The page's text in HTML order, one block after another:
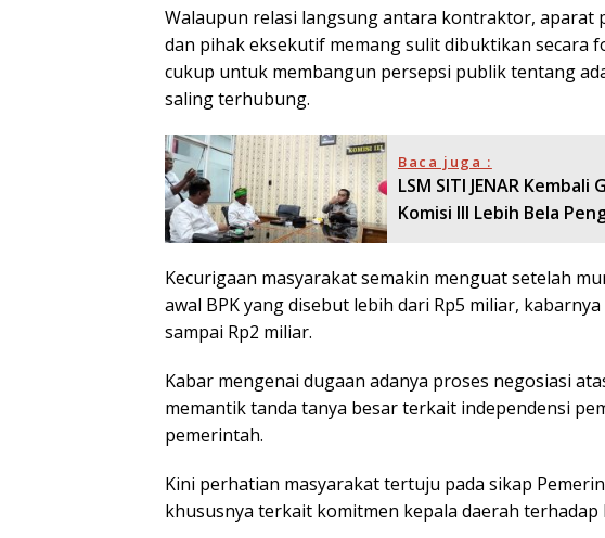
Walaupun relasi langsung antara kontraktor, aparat
dan pihak eksekutif memang sulit dibuktikan secara
cukup untuk membangun persepsi publik tentang
saling terhubung.
Baca juga :
LSM SITI JENAR
Komisi III Lebih Bela
Kecurigaan masyarakat semakin menguat setelah
awal BPK yang disebut lebih dari Rp5 miliar,
sampai Rp2 miliar.
Kabar mengenai dugaan adanya proses negosiasi
memantik tanda tanya besar terkait independensi
pemerintah.
Kini perhatian masyarakat tertuju pada sikap
khususnya terkait komitmen kepala daerah